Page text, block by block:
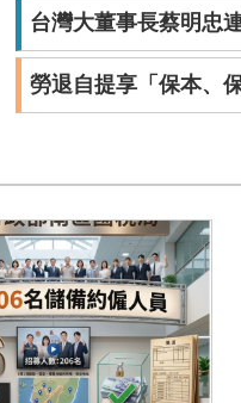
地方特考、離島特考
台灣大董事長蔡明忠